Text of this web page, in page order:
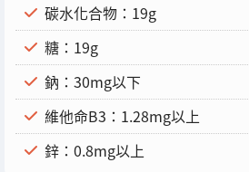
碳水化合物：19g
糖：19g
鈉：30mg以下
維他命B3：1.28mg以上
鋅：0.8mg以上